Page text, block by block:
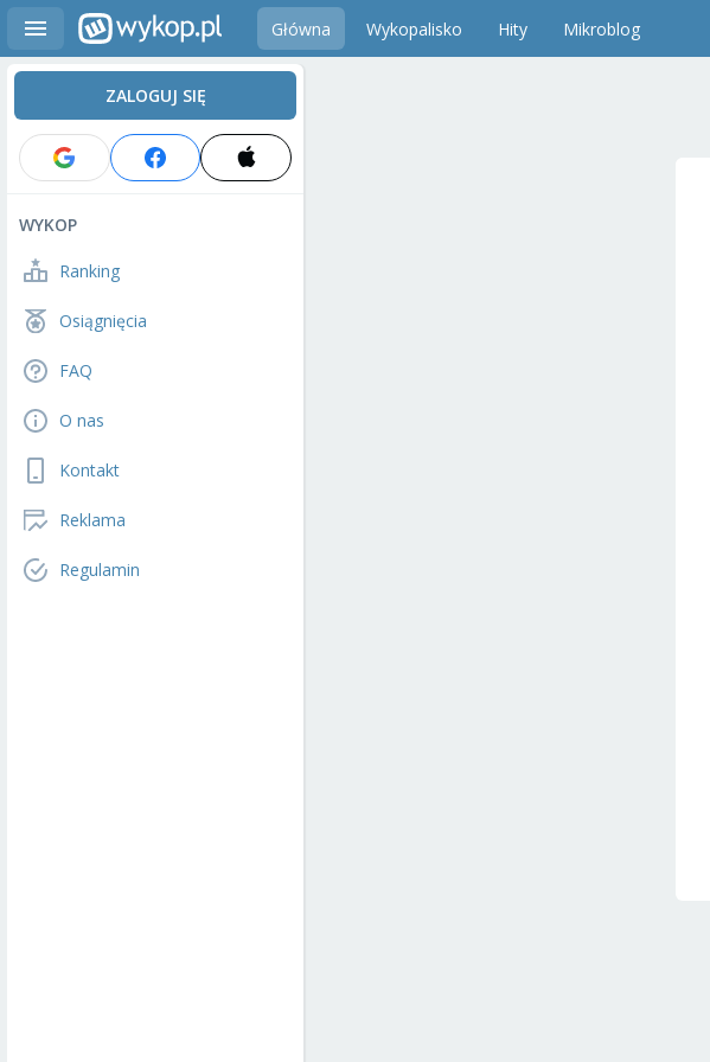
Główna Wykopalisko Hity Mikroblog
ZALOGUJ SIĘ
WYKOP
Ranking
Osiągnięcia
FAQ
O nas
Kontakt
Reklama
Regulamin